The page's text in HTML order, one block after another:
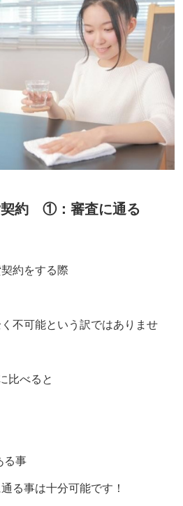
契約 ①：審査に通る
約をする際
不可能という訳ではありませ
比べると
る事
る事は十分可能です！